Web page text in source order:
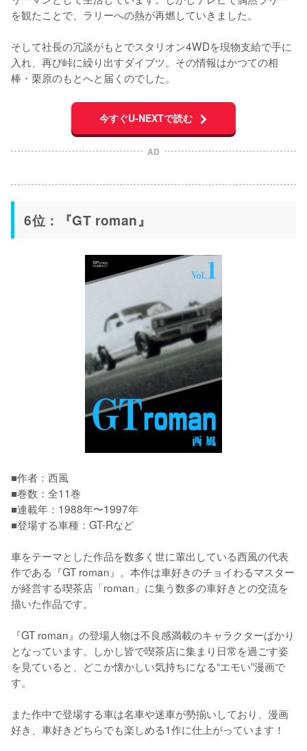
を観たことで、ラリーへの熱が再燃していきました。
そして社長の冗談がもとでスタリオン4WDを現物支給で手に
入れ、再び峠に繰り出すダイブツ。その情報はかつての相
棒・栗原のもとへと届くのでした。
今すぐU-NEXTで読む
AD
6位：『GT roman』
■作者：西風
■巻数：全11巻
■連載年：1988年〜1997年
■登場する車種：GT-Rなど
車をテーマとした作品を数多く世に輩出している西風の代表
作である『GT roman』。本作は車好きのチョイわるマスター
が経営する喫茶店「roman」に集う数多の車好きとの交流を
描いた作品です。
『GT roman』の登場人物は不良感満載のキャラクターばかり
となっています。しかし皆で喫茶店に集まり日常を過ごす姿
を見ていると、どこか懐かしい気持ちになる“エモい”漫画で
す。
また作中で登場する車は名車や迷車が勢揃いしており、漫画
好き、車好きどちらでも楽しめる1作に仕上がっています！